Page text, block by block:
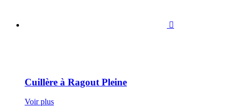

Cuillère à Ragout Pleine
Voir plus